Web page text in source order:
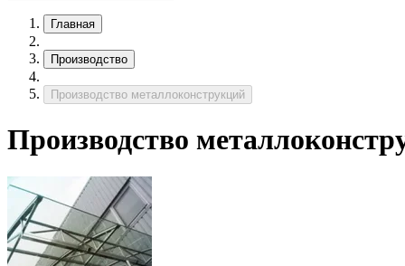
Главная
Производство
Производство металлоконструкций
Производство